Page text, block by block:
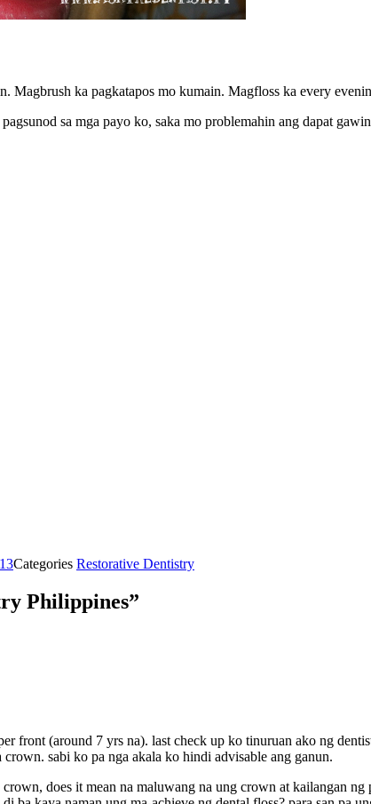
Magbrush ka pagkatapos mo kumain. Magfloss ka every
sa mga payo ko, saka mo problemahin ang dapat
Categories Restorative Dentistry
Philippines”
front (around 7 yrs na). last check up ko tinuruan ako ng
sabi ko pa nga akala ko hindi advisable ang ganun.
does it mean na maluwang na ung crown at kailangan